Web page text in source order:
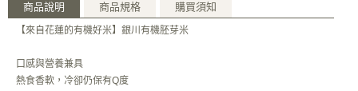
商品說明 商品規格 購買須知
【來自花蓮的有機好米】銀川有機胚芽米
口感與營養兼具
熱食香軟，冷卻仍保有Q度